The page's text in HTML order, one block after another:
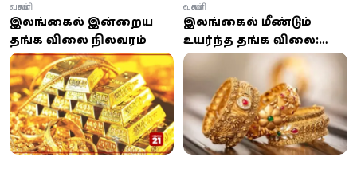
இலங்கையில் இன்றைய
தங்க விலை நிலவரம்
வணிகம்
இலங்கையில் மீண்டும்
உயர்ந்த தங்க விலை:
இன்று மாலை
வெளியான புதிய விலை
நிலவரம்
வணிகம்